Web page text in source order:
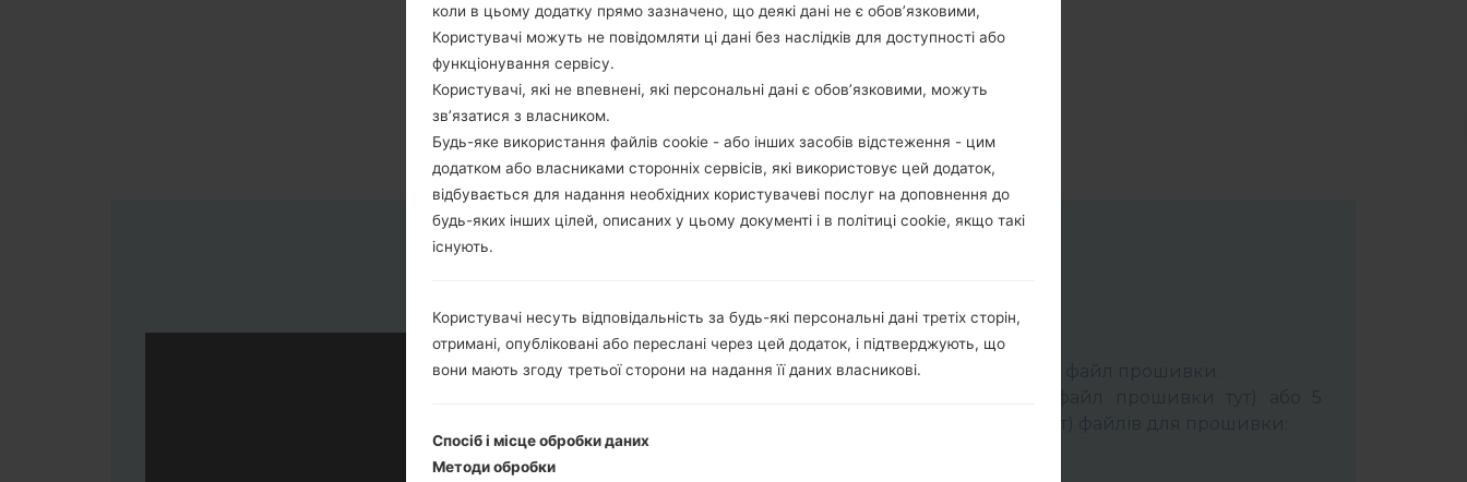
Завантажте на свій ПК:Odin 3
Далі завантажте та розпакуйте файл прошивки.
коли в цьому додатку прямо зазначено, що деякі дані не є обов’язковими,
Користувачі можуть не повідомляти ці дані без наслідків для доступності або
функціонування сервісу.
Користувачі, які не впевнені, які персональні дані є обов’язковими, можуть
зв’язатися з власником.
Будь-яке використання файлів cookie - або інших засобів відстеження - цим
додатком або власниками сторонніх сервісів, які використовує цей додаток,
відбувається для надання необхідних користувачеві послуг на доповнення до
будь-яких інших цілей, описаних у цьому документі і в політиці cookie, якщо такі
існують.
Користувачі несуть відповідальність за будь-які персональні дані третіх сторін,
отримані, опубліковані або переслані через цей додаток, і підтверджують, що
вони мають згоду третьої сторони на надання її даних власникові.
Спосіб і місце обробки даних
Методи обробки